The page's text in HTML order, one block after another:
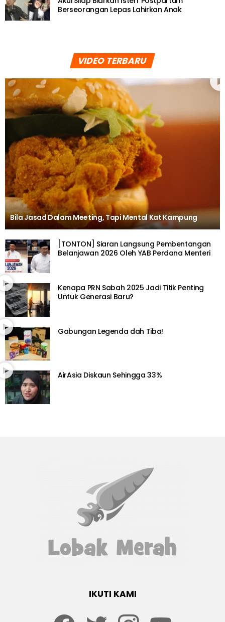
Berseorangan Lepas Lahirkan Anak
VIDEO TERBARU
Bila Jasad Dalam Meeting, Tapi Mental Kat Kampung
[TONTON] Siaran Langsung Pembentangan
Belanjawan 2026 Oleh YAB Perdana Menteri
Kenapa PRN Sabah 2025 Jadi Titik Penting
Untuk Generasi Baru?
Gabungan Legenda dah Tiba!
AirAsia Diskaun Sehingga 33%
IKUTI KAMI